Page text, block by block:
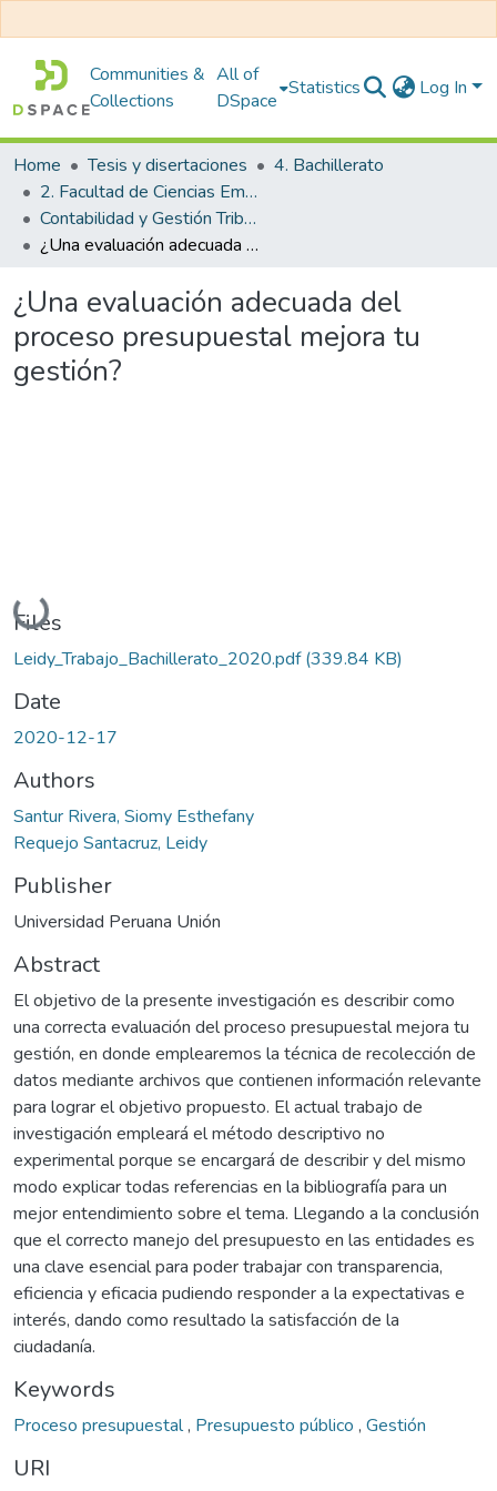
Communities &
Collections
All of
DSpace
Statistics Log In
Home Tesis y disertaciones
4. Bachillerato
2. Facultad de Ciencias Empresariales
Contabilidad y Gestión Tributaria
¿Una evaluación adecuada del proceso presupuestal mejora tu gestión?
¿Una evaluación adecuada del
proceso presupuestal mejora tu
gestión?
Loading...
Files
Leidy_Trabajo_Bachillerato_2020.pdf(339.84 KB)
Date
2020-12-17
Authors
Santur Rivera, Siomy Esthefany
Requejo Santacruz, Leidy
Publisher
Universidad Peruana Unión
Abstract
El objetivo de la presente investigación es describir como
una correcta evaluación del proceso presupuestal mejora tu
gestión, en donde emplearemos la técnica de recolección de
datos mediante archivos que contienen información relevante
para lograr el objetivo propuesto. El actual trabajo de
investigación empleará el método descriptivo no
experimental porque se encargará de describir y del mismo
modo explicar todas referencias en la bibliografía para un
mejor entendimiento sobre el tema. Llegando a la conclusión
que el correcto manejo del presupuesto en las entidades es
una clave esencial para poder trabajar con transparencia,
eficiencia y eficacia pudiendo responder a la expectativas e
interés, dando como resultado la satisfacción de la
ciudadanía.
Keywords
Proceso presupuestal, Presupuesto público , Gestión
URI